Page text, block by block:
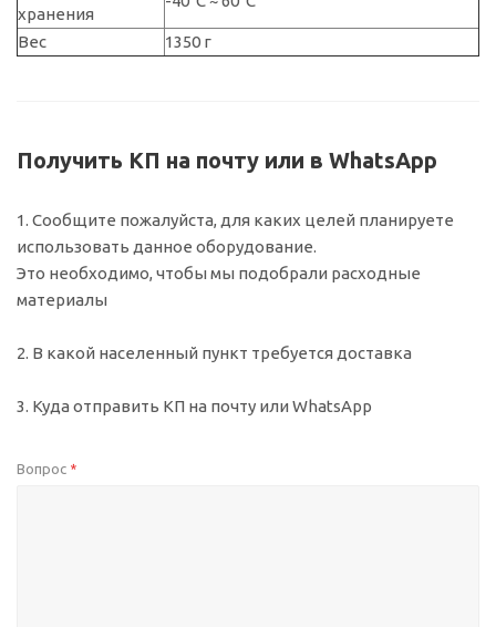
хранения
Вес 1350 г
Получить КП на почту или в WhatsApp
1. Сообщите пожалуйста, для каких целей планируете
использовать данное оборудование.
Это необходимо, чтобы мы подобрали расходные
материалы
2. В какой населенный пункт требуется доставка
3. Куда отправить КП на почту или WhatsApp
Вопрос *